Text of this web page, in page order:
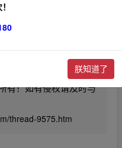
站，我们不对作品观
家法律法规，或造成第
有！如有侵权请及时与
thread-9575.htm
朕知道了